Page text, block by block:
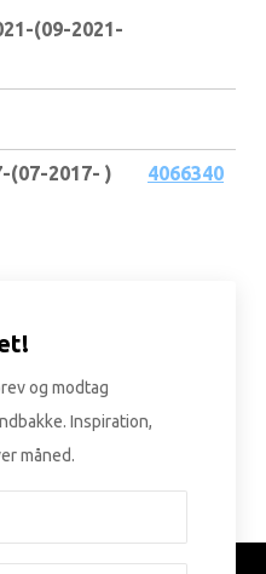
(09-2021-
(07-2017- ) 4066340
og modtag
Inspiration,
måned.